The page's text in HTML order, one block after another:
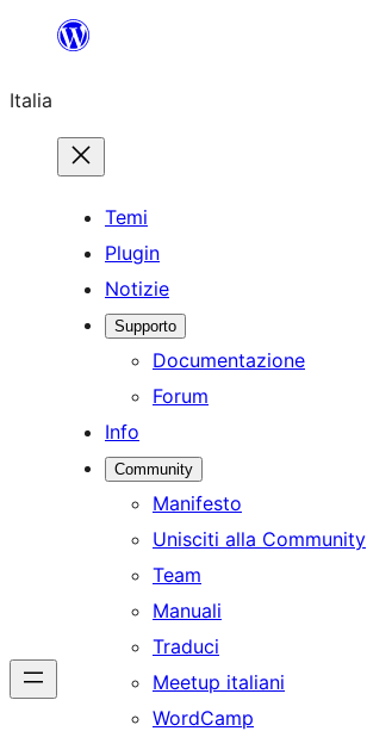
contenuto
Italia
Temi
Plugin
Notizie
Supporto
Documentazione
Forum
Info
Community
Manifesto
Unisciti alla Community
Team
Manuali
Traduci
Meetup italiani
WordCamp